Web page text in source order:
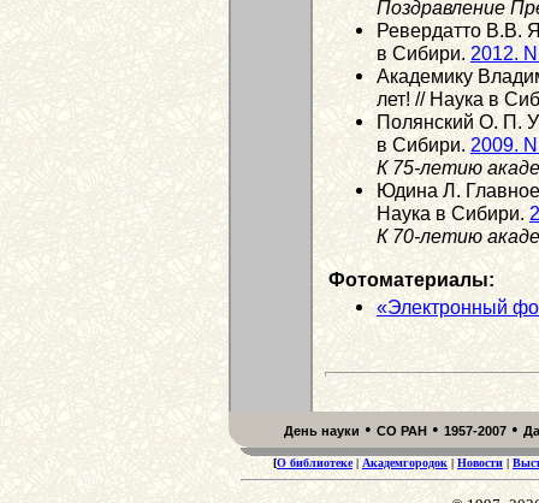
Поздравление
Ревердатто В.В.
в Сибири. 2012.
Академику
лет! // Наука в
Полянский О. П.
в Сибири. 2009.
К 75-летию
Юдина Л.
Наука в Сибири.
К 70-летию
Фотоматериалы:
«Электронный
День науки • СО РАН • 1957-2007 •
[О библиотеке| Академгородок | Новости|